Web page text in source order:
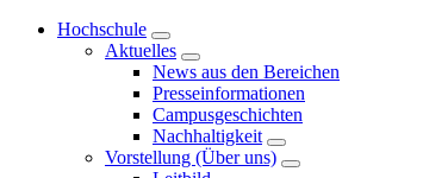
Hochschule
Aktuelles
News aus den Bereichen
Presseinformationen
Campusgeschichten
Nachhaltigkeit
Vorstellung (Über uns)